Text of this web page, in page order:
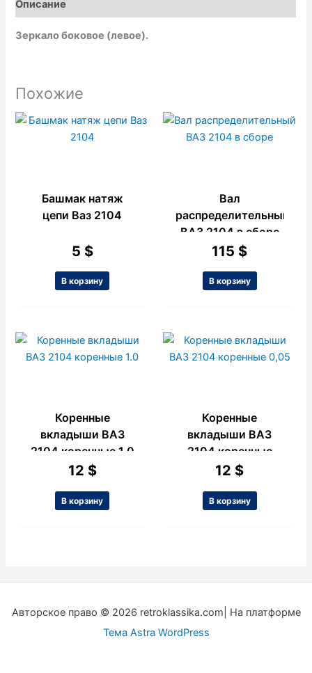
k
p
e
Описание
Зеркало боковое (левое).
Похожие
Башмак натяж
цепи Ваз 2104
5 $
В корзину
Вал
распределительный
ВАЗ 2104 в сборе
115 $
В корзину
Коренные
вкладыши ВАЗ
2104 коренные 1.0
12 $
В корзину
Коренные
вкладыши ВАЗ
2104 коренные
0,05
12 $
В корзину
Авторское право © 2026 retroklassika.com| На платформе
Тема Astra WordPress